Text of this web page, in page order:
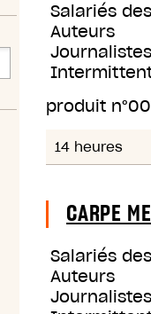
Salariés
Auteurs
produit n°
14 heures
CARPE
Salariés
Auteurs